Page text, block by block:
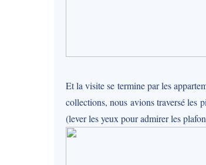
Et la visite se termine par les
collections, nous avions traversé les
(lever les yeux pour admirer les